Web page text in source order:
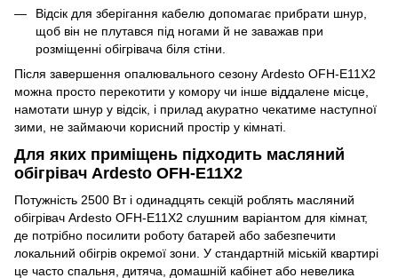
Відсік для зберігання кабелю допомагає прибрати шнур,
щоб він не плутався під ногами й не заважав при
розміщенні обігрівача біля стіни.
Після завершення опалювального сезону Ardesto OFH-E11X2
можна просто перекотити у комору чи інше віддалене місце,
намотати шнур у відсік, і прилад акуратно чекатиме наступної
зими, не займаючи корисний простір у кімнаті.
Для яких приміщень підходить масляний
обігрівач Ardesto OFH-E11X2
Потужність 2500 Вт і одинадцять секцій роблять масляний
обігрівач Ardesto OFH-E11X2 слушним варіантом для кімнат,
де потрібно посилити роботу батарей або забезпечити
локальний обігрів окремої зони. У стандартній міській квартирі
це часто спальня, дитяча, домашній кабінет або невелика